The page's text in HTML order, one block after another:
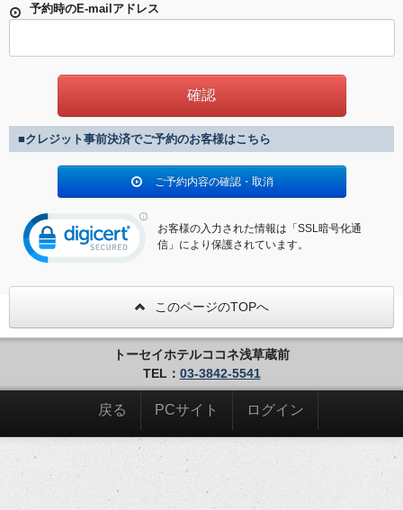
予約時のE-mailアドレス
■クレジット事前決済でご予約のお客様はこちら
ご予約内容の確認・取消
お客様の入力された情報は「SSL暗号化通
信」により保護されています。
このページのTOPへ
トーセイホテルココネ浅草蔵前
TEL： 03-3842-5541
戻る PCサイト ログイン